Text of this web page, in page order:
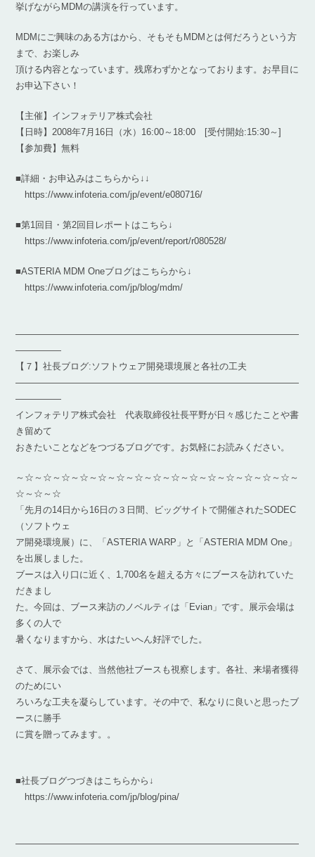
挙げながらMDMの講演を行っています。
MDMにご興味のある方はから、そもそもMDMとは何だろうという方
まで、お楽しみ
頂ける内容となっています。残席わずかとなっております。お早目に
お申込下さい！
【主催】インフォテリア株式会社
【日時】2008年7月16日（水）16:00～18:00 [受付開始:15:30～]
【参加費】無料
■詳細・お申込みはこちらから↓↓
https://www.infoteria.com/jp/event/e080716/
■第1回目・第2回目レポートはこちら↓
https://www.infoteria.com/jp/event/report/r080528/
■ASTERIA MDM Oneブログはこちらから↓
https://www.infoteria.com/jp/blog/mdm/
―――――――――――――――――――――――――――――――
―――――
【７】社長ブログ:ソフトウェア開発環境展と各社の工夫
―――――――――――――――――――――――――――――――
―――――
インフォテリア株式会社 代表取締役社長平野が日々感じたことや書
き留めて
おきたいことなどをつづるブログです。お気軽にお読みください。
～☆～☆～☆～☆～☆～☆～☆～☆～☆～☆～☆～☆～☆～☆～☆～
☆～☆～☆
「先月の14日から16日の３日間、ビッグサイトで開催されたSODEC
（ソフトウェ
ア開発環境展）に、「ASTERIA WARP」と「ASTERIA MDM One」
を出展しました。
ブースは入り口に近く、1,700名を超える方々にブースを訪れていた
だきまし
た。今回は、ブース来訪のノベルティは「Evian」です。展示会場は
多くの人で
暑くなりますから、水はたいへん好評でした。
さて、展示会では、当然他社ブースも視察します。各社、来場者獲得
のためにい
ろいろな工夫を凝らしています。その中で、私なりに良いと思ったブ
ースに勝手
に賞を贈ってみます。。
■社長ブログつづきはこちらから↓
https://www.infoteria.com/jp/blog/pina/
―――――――――――――――――――――――――――――――